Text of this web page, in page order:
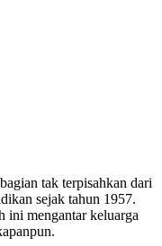
tak terpisahkan dari
sejak tahun 1957.
ini mengantar keluarga